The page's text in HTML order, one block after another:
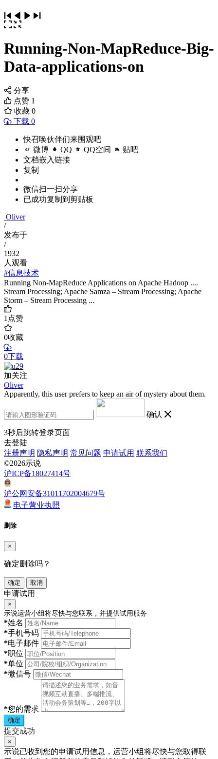
Running-Non-MapReduce-Big-
Data-applications-on
分享
点赞 1
收藏 0
下载 0
快召唤伙伴们来围观吧
微博 QQ QQ空间 贴吧
文档嵌入链接
复制
微信扫一扫分享
已成功复制到剪贴板
Oliver
/
发布于
/
1932
人观看
#信息技术
Running Non-MapReduce Applications on Apache Hadoop ....
Stream Processing; Apache Samza – Stream Processing; Apache
Storm – Stream Processing ...
1点赞
0收藏
0下载
加关注
Oliver
Apparently, this user prefers to keep an air of mystery about them.
确认
3秒后跳转登录页面
去登陆
注册声明 隐私声明 常见问题 申请试用 联系我们
©2026示说
沪ICP备18027414号
沪公网安备31011702004679号
电子营业执照
删除
×
确定删除吗？
确定 取消
申请试用
×
示说运营小组将尽快与您联系，并提供试用服务
*姓名
*手机号码
*电子邮件
*职位
*单位
*微信号
*您的需求
确定
提交成功
×
示说已收到您的申请试用信息，运营小组将尽快与您取得联